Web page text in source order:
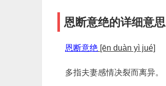
恩断意绝的详细意思
恩断意绝 [ēn duàn yì jué]
多指夫妻感情决裂而离异。